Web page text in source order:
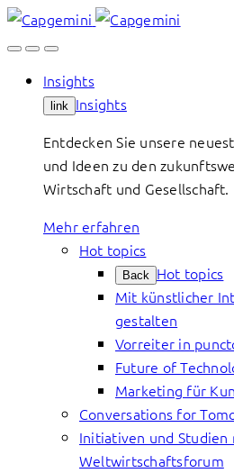
Skip
to
Insights
link Insights
Entdecken Sie unsere
und Ideen zu den
Wirtschaft und Gesellschaft.
Mehr erfahren
Hot topics
Back Hot topics
Mit künstlicher
gestalten
Vorreiter in
Future of
Marketing für
Conversations for
Initiativen und Studien
Weltwirtschaftsforum